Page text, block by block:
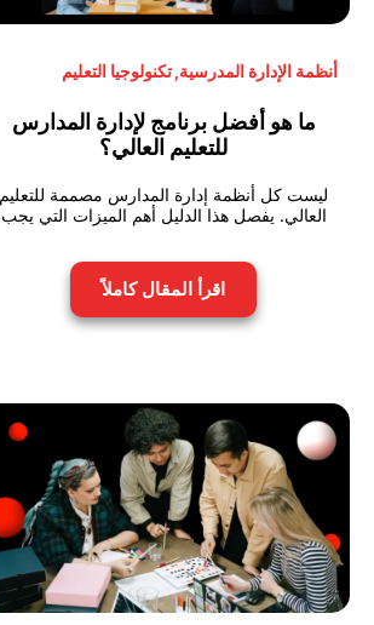
أنظمة الإدارة المدرسية,تكنولوجيا التعليم
ما هو أفضل برنامج لإدارة المدارس
للتعليم العالي؟
ليست كل أنظمة إدارة المدارس مصممة للتعليم
العالي. يفصل هذا الدليل أهم الميزات التي يجب
اقرأ المقال كاملاً